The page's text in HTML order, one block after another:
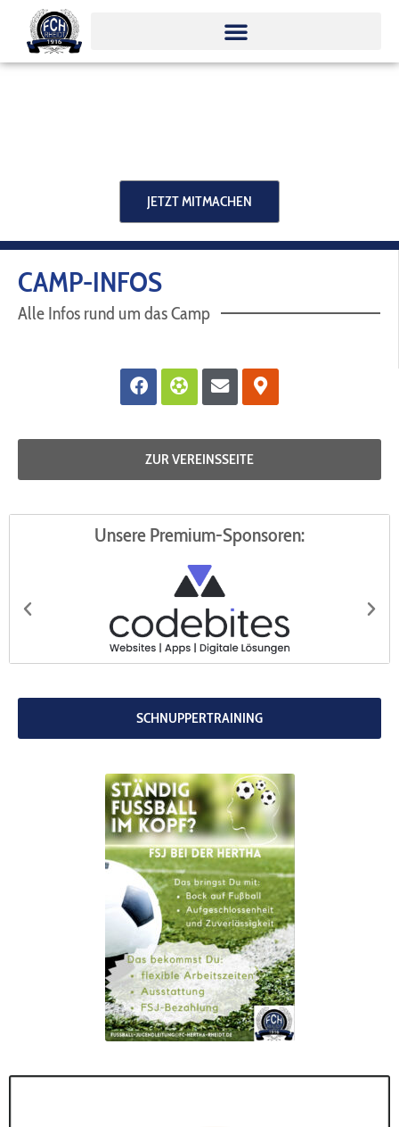
Inhalt
springen
JETZT MITMACHEN
CAMP-INFOS
Alle Infos rund um das Camp
Facebook
FutbolEnvelope
Map-
marker-
alt
ZUR VEREINSSEITE
Unsere Premium-Sponsoren:
SCHNUPPERTRAINING